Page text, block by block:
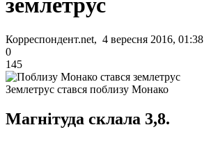
землетрус
Корреспондент.net, 4 вересня 2016, 01:38
0
145
Землетрус стався поблизу Монако
Магнітуда склала 3,8.